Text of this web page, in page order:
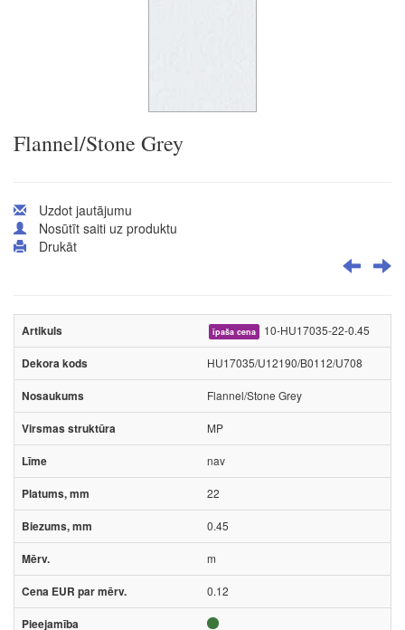
Flannel/Stone Grey
Uzdot jautājumu
Nosūtīt saiti uz produktu
Drukāt
īpaša cena 10-HU17035-22-0.45
HU17035/U12190/B0112/U708
Flannel/Stone Grey
MP
nav
22
0.45
m
0.12